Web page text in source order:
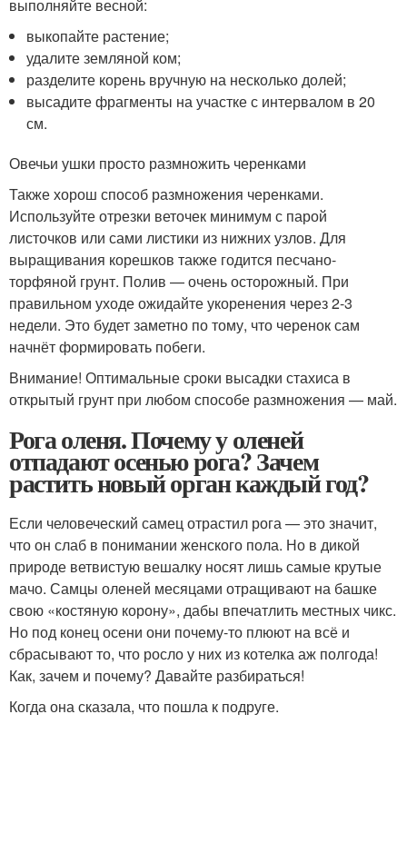
выполняйте весной:
выкопайте растение;
удалите земляной ком;
разделите корень вручную на несколько долей;
высадите фрагменты на участке с интервалом в 20
см.
Овечьи ушки просто размножить черенками
Также хорош способ размножения черенками.
Используйте отрезки веточек минимум с парой
листочков или сами листики из нижних узлов. Для
выращивания корешков также годится песчано-
торфяной грунт. Полив — очень осторожный. При
правильном уходе ожидайте укоренения через 2-3
недели. Это будет заметно по тому, что черенок сам
начнёт формировать побеги.
Внимание! Оптимальные сроки высадки стахиса в
открытый грунт при любом способе размножения — май.
Рога оленя. Почему у оленей
отпадают осенью рога? Зачем
растить новый орган каждый год?
Если человеческий самец отрастил рога — это значит,
что он слаб в понимании женского пола. Но в дикой
природе ветвистую вешалку носят лишь самые крутые
мачо. Самцы оленей месяцами отращивают на башке
свою «костяную корону», дабы впечатлить местных чикс.
Но под конец осени они почему-то плюют на всё и
сбрасывают то, что росло у них из котелка аж полгода!
Как, зачем и почему? Давайте разбираться!
Когда она сказала, что пошла к подруге.